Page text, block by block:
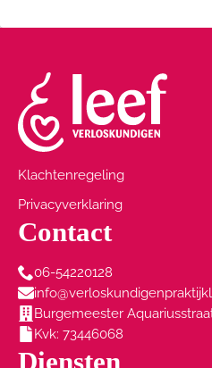
Klachtenregeling
Privacyverklaring
Contact
06-54220128
Burgemeester
Kvk: 73446068
Diensten